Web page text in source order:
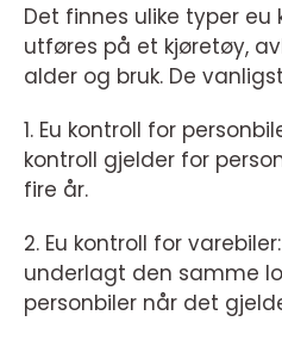
Det finnes ulike typer eu
utføres på et kjøretøy,
alder og bruk. De
1. Eu kontroll for
kontroll gjelder for
fire år.
2. Eu kontroll for
underlagt den samme
personbiler når det